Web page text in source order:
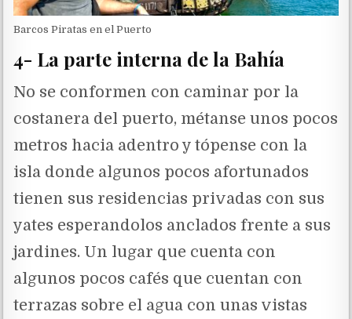
Barcos Piratas en el Puerto
4- La parte interna de la Bahía
No se conformen con caminar por la
costanera del puerto, métanse unos pocos
metros hacia adentro y tópense con la
isla donde algunos pocos afortunados
tienen sus residencias privadas con sus
yates esperandolos anclados frente a sus
jardines. Un lugar que cuenta con
algunos pocos cafés que cuentan con
terrazas sobre el agua con unas vistas